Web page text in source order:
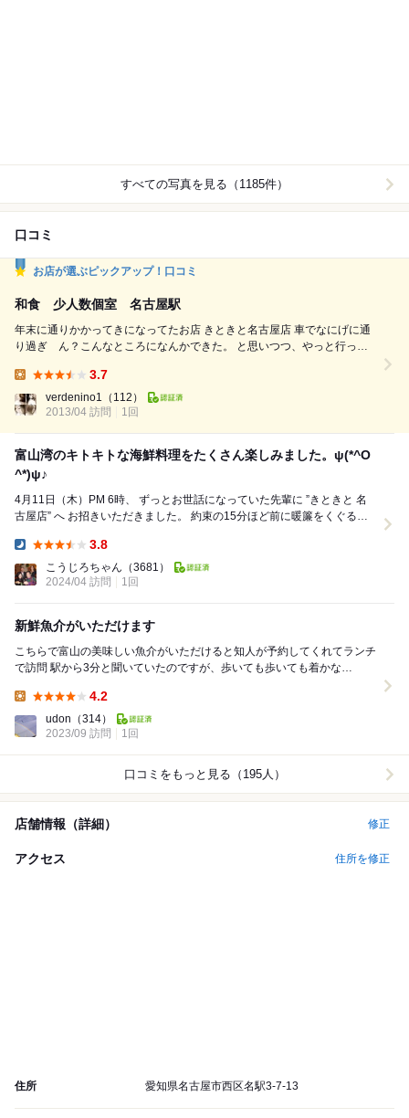
すべての写真を見る（1185件）
口コミ
お店が選ぶピックアップ！口コミ
和食 少人数個室 名古屋駅
年末に通りかかってきになってたお店 きときと名古屋店 車でなにげに通
り過ぎ ん？こんなところになんかできた。 と思いつつ、やっと行って
ちらしずし ￥2000 いただきました。 ほたるイカやしろえびなどお魚
いっぱい。 ランチは￥1300～夜はコース￥5500 アラカルトも可能 間
口の感じから予...
3.7
verdenino1 （112）
2013/04 訪問
1回
富山湾のキトキトな海鮮料理をたくさん楽しみました。ψ(*^O
^*)ψ♪
4月11日（木）PM 6時、 ずっとお世話になっていた先輩に ”きときと 名
古屋店” へ お招きいただきました。 約束の15分ほど前に暖簾をくぐる
3.8
こうじろちゃん （3681）
2024/04 訪問
1回
新鮮魚介がいただけます
こちらで富山の美味しい魚介がいただけると知人が予約してくれてランチ
で訪問 駅から3分と聞いていたのですが、歩いても歩いても着かな
4.2
udon （314）
2023/09 訪問
1回
口コミをもっと見る（195人）
店舗情報（詳細） 修正
アクセス 住所を修正
住所 愛知県名古屋市西区名駅3-7-13